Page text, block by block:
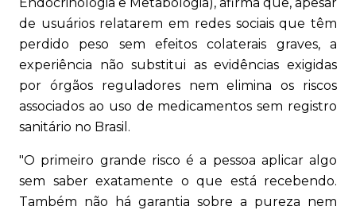
Endocrinologia e Metabologia), afirma que, apesar
de usuários relatarem em redes sociais que têm
perdido peso sem efeitos colaterais graves, a
experiência não substitui as evidências exigidas
por órgãos reguladores nem elimina os riscos
associados ao uso de medicamentos sem registro
sanitário no Brasil.
"O primeiro grande risco é a pessoa aplicar algo
sem saber exatamente o que está recebendo.
Também não há garantia sobre a pureza nem